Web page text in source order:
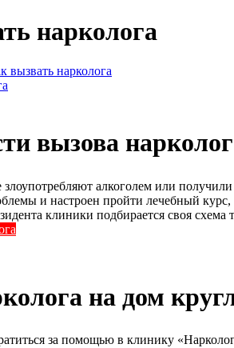
нарколога
вызвать нарколога
вызова
алкоголем или
и настроен пройти лечебный
клиники подбирается своя схема
на дом
за помощью в клинику